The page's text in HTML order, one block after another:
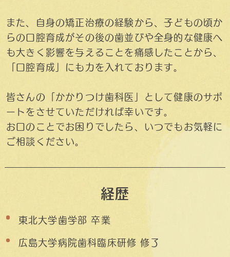
また、自身の矯正治療の経験から、子どもの頃か
らの口腔育成がその後の歯並びや全身的な健康へ
も大きく影響を与えることを痛感したことから、
「口腔育成」にも力を入れております。
皆さんの「かかりつけ歯科医」として健康のサポ
ートをさせていただければ幸いです。
お口のことでお困りでしたら、いつでもお気軽に
ご相談ください。
経歴
東北大学歯学部 卒業
広島大学病院歯科臨床研修 修了